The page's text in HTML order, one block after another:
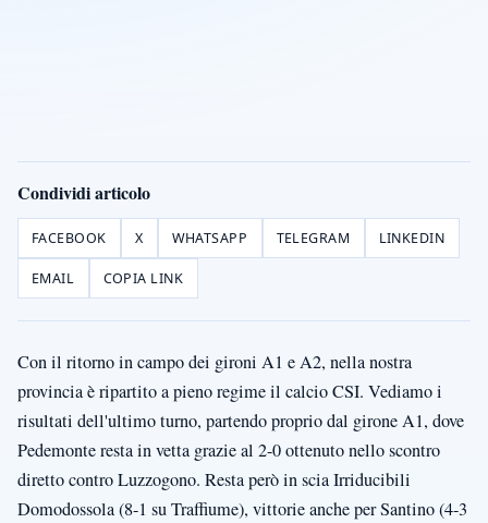
Condividi articolo
FACEBOOK X WHATSAPP TELEGRAM LINKEDIN
EMAIL COPIA LINK
Con il ritorno in campo dei gironi A1 e A2, nella nostra
provincia è ripartito a pieno regime il calcio CSI. Vediamo i
risultati dell'ultimo turno, partendo proprio dal girone A1, dove
Pedemonte resta in vetta grazie al 2-0 ottenuto nello scontro
diretto contro Luzzogono. Resta però in scia Irriducibili
Domodossola (8-1 su Traffiume), vittorie anche per Santino (4-3